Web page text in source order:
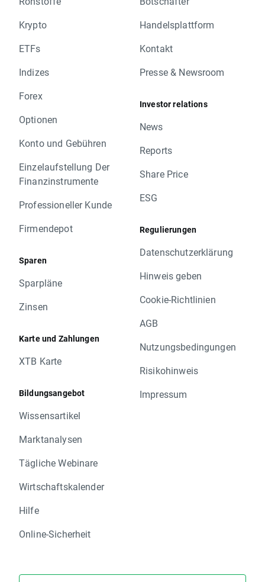
Krypto
ETFs
Indizes
Forex
Optionen
Konto und Gebühren
Einzelaufstellung Der
Finanzinstrumente
Professioneller Kunde
Firmendepot
Sparen
Sparpläne
Zinsen
Karte und Zahlungen
XTB Karte
Bildungsangebot
Wissensartikel
Marktanalysen
Tägliche Webinare
Wirtschaftskalender
Hilfe
Online-Sicherheit
Handelsplattform
Kontakt
Presse & Newsroom
Investor relations
News
Reports
Share Price
ESG
Regulierungen
Datenschutzerklärung
Hinweis geben
Cookie-Richtlinien
AGB
Nutzungsbedingungen
Risikohinweis
Impressum